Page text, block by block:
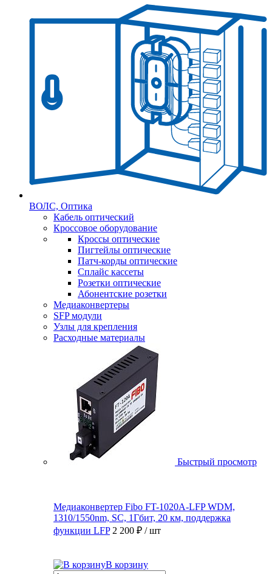
ВОЛС, Оптика
Кабель оптический
Кроссовое оборудование
Кроссы оптические
Пигтейлы оптические
Патч-корды оптические
Сплайс кассеты
Розетки оптические
Абонентские розетки
Медиаконвертеры
SFP модули
Узлы для крепления
Расходные материалы
Быстрый просмотр
Медиаконвертер Fibo FT-1020A-LFP WDM,
1310/1550nm, SC, 1Гбит, 20 км, поддержка
функции LFP 2 200 ₽ / шт
В корзину